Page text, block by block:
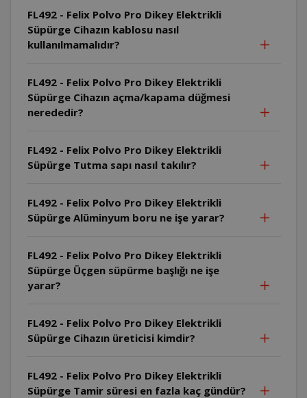
FL492 - Felix Polvo Pro Dikey Elektrikli
Süpürge Cihazın kablosu nasıl
kullanılmamalıdır?
FL492 - Felix Polvo Pro Dikey Elektrikli
Süpürge Cihazın açma/kapama düğmesi
nerededir?
FL492 - Felix Polvo Pro Dikey Elektrikli
Süpürge Tutma sapı nasıl takılır?
FL492 - Felix Polvo Pro Dikey Elektrikli
Süpürge Alüminyum boru ne işe yarar?
FL492 - Felix Polvo Pro Dikey Elektrikli
Süpürge Üçgen süpürme başlığı ne işe
yarar?
FL492 - Felix Polvo Pro Dikey Elektrikli
Süpürge Cihazın üreticisi kimdir?
FL492 - Felix Polvo Pro Dikey Elektrikli
Süpürge Tamir süresi en fazla kaç gündür?